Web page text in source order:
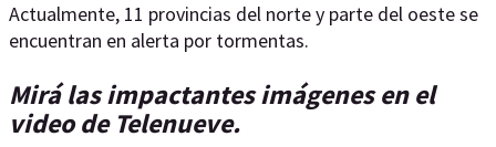
Actualmente, 11 provincias del norte y parte del oeste se
encuentran en alerta por tormentas.
Mirá las impactantes imágenes en el
video de Telenueve.